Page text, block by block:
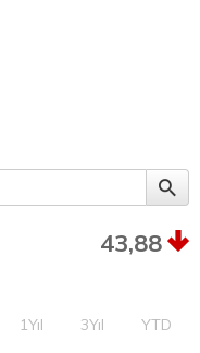
43,88
1Yıl 3Yıl YTD